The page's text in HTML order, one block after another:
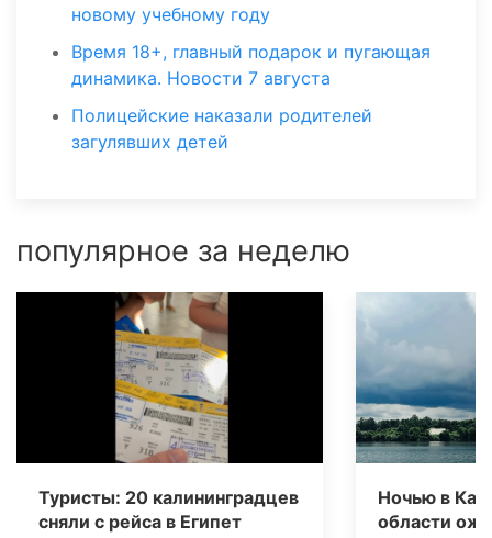
новому учебному году
Время 18+, главный подарок и пугающая
динамика. Новости 7 августа
Полицейские наказали родителей
загулявших детей
популярное за неделю
Туристы: 20 калининградцев
сняли с рейса в Египет
Ночью в
области